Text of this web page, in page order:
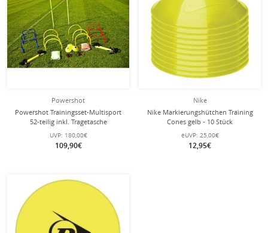
Powershot
Powershot Trainingsset-Multisport
52-teilig inkl. Tragetasche
UVP: 180,00€
109,90€
Nike
Nike Markierungshütchen Training
Cones gelb - 10 Stück
eUVP: 25,00€
12,95€